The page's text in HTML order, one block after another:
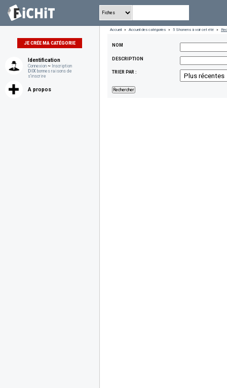
JE CRÉE MA CATÉGORIE
Identification
Connexion ~ Inscription
DIX bonnes raisons de
s'inscrire
A propos
Accueil » Accueil des catégories » 5 Shonens à voir cet été »
NOM
DESCRIPTION
TRIER PAR :